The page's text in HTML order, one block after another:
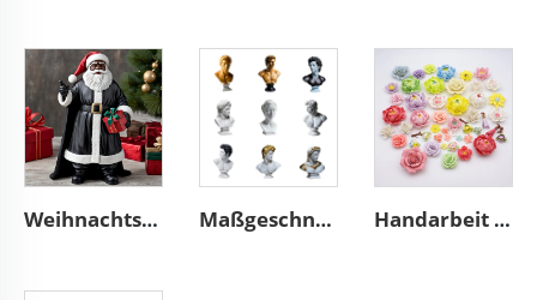
Weihnachtsfigur Afrikanischer schwarzer Weihnachtsmann Deko für den Schreibtisch Maßgeschneiderte moderne Wohnkunstdecoration aus Harzfigur-Büsten-Skulpturen Handarbeit Zuhause Wand 3D-Kunst Porzellanblume Gräber dekorativ